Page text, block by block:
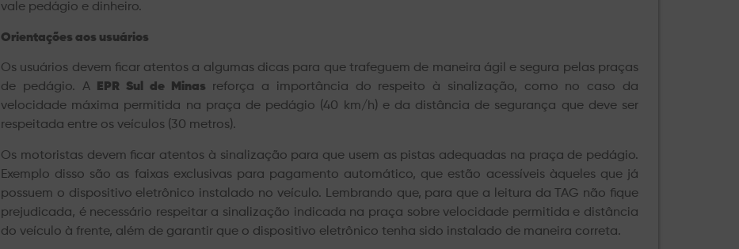
vale pedágio e dinheiro.
Orientações aos usuários
Os usuários devem ficar atentos a algumas dicas para que trafeguem de maneira ágil e segura pelas praças
de pedágio. A
EPR Sul de Minas reforça a importância do respeito à sinalização, como no caso da
velocidade máxima permitida na praça de pedágio (40 km/h) e da distância de segurança que deve ser
respeitada entre os veículos (30 metros).
Os motoristas devem ficar atentos à sinalização para que usem as pistas adequadas na praça de pedágio.
Exemplo disso são as faixas exclusivas para pagamento automático, que estão acessíveis àqueles que já
possuem o dispositivo eletrônico instalado no veículo. Lembrando que, para que a leitura da TAG não fique
prejudicada, é necessário respeitar a sinalização indicada na praça sobre velocidade permitida e distância
do veículo à frente, além de garantir que o dispositivo eletrônico tenha sido instalado de maneira correta.